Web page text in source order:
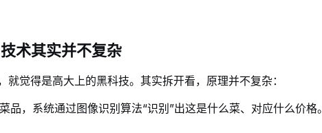
术其实并不复杂
就觉得是高大上的黑科技。其实拆开看，原理并不复杂：
品，系统通过图像识别算法“识别”出这是什么菜、对应什么价格。